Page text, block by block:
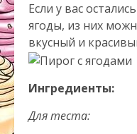
Если у вас
ягоды, из них
вкусный и
Ингредиенты:
Для теста: